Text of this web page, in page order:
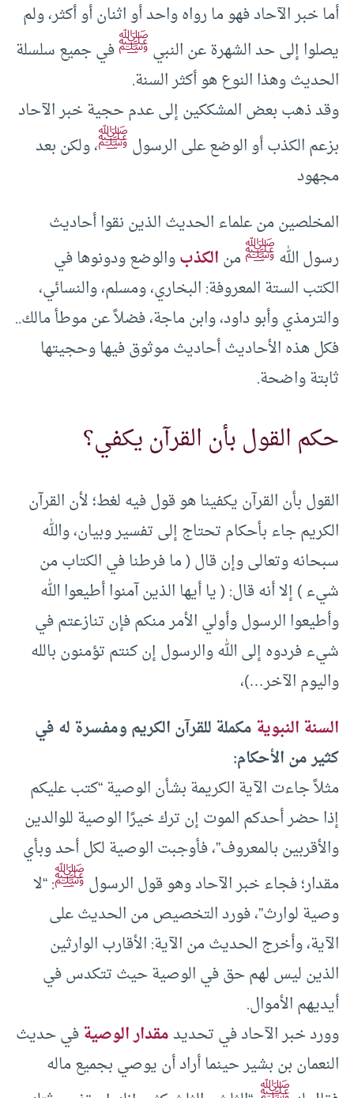
أما خبر الآحاد فهو ما رواه واحد أو اثنان أو أكثر، ولم
يصلوا إلى حد الشهرة عن النبيﷺفي جميع سلسلة
الحديث وهذا النوع هو أكثر السنة.
وقد ذهب بعض المشككين إلى عدم حجية خبر الآحاد
بزعم الكذب أو الوضع على الرسولﷺ، ولكن بعد
مجهود
المخلصين من علماء الحديث الذين نقوا أحاديث
رسول اللهﷺمنالكذبوالوضع ودونوها في
الكتب الستة المعروفة: البخاري، ومسلم، والنسائي،
والترمذي وأبو داود، وابن ماجة، فضلاً عن موطأ مالك..
فكل هذه الأحاديث أحاديث موثوق فيها وحجيتها
ثابتة واضحة.
حكم القول بأن القرآن يكفي؟
القول بأن القرآن يكفينا هو قول فيه لغط؛ لأن القرآن
الكريم جاء بأحكام تحتاج إلى تفسير وبيان، والله
سبحانه وتعالى وإن قال ( ما فرطنا في الكتاب من
شيء ) إلا أنه قال: ( يا أيها الذين آمنوا أطيعوا الله
وأطيعوا الرسول وأولي الأمر منكم فإن تنازعتم في
شيء فردوه إلى الله والرسول إن كنتم تؤمنون بالله
واليوم الآخر…)،
السنة النبويةمكملة للقرآن الكريم ومفسرة له في
كثير من الأحكام:
مثلاً جاءت الآية الكريمة بشأن الوصية “كتب عليكم
إذا حضر أحدكم الموت إن ترك خيرًا الوصية للوالدين
والأقربين بالمعروف”، فأوجبت الوصية لكل أحد وبأي
مقدار؛ فجاء خبر الآحاد وهو قول الرسولﷺ: “لا
وصية لوارث”، فورد التخصيص من الحديث على
الآية، وأخرج الحديث من الآية: الأقارب الوارثين
الذين ليس لهم حق في الوصية حيث تتكدس في
أيديهم الأموال.
وورد خبر الآحاد في تحديدمقدار الوصيةفي حديث
النعمان بن بشير حينما أراد أن يوصي بجميع ماله